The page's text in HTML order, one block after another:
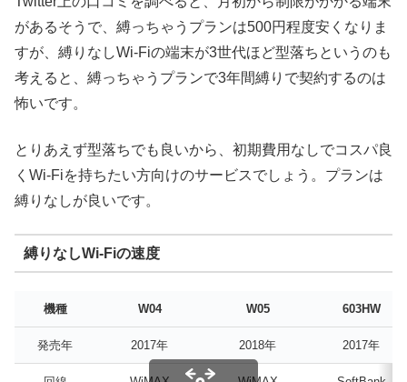
があるそうで、縛っちゃうプランは500円程度安くなりま
すが、縛りなしWi-Fiの端末が3世代ほど型落ちというのも
考えると、縛っちゃうプランで3年間縛りで契約するのは
怖いです。
とりあえず型落ちでも良いから、初期費用なしでコスパ良
くWi-Fiを持ちたい方向けのサービスでしょう。プランは
縛りなしが良いです。
縛りなしWi-Fiの速度
機種 W04 W05 603HW
発売年 2017年 2018年 2017年